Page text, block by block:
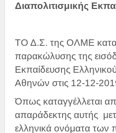
Διαπολιτισμικής
ΤΟ Δ.Σ. της ΟΛΜΕ
παρακώλυσης της
Εκπαίδευσης
Αθηνών στις 12-12-
Όπως καταγγέλλεται
απαράδεκτης αυτής
ελληνικά ονόματα